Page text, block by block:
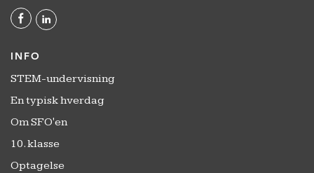
INFO
STEM-undervisning
En typisk hverdag
Om SFO'en
10. klasse
Optagelse